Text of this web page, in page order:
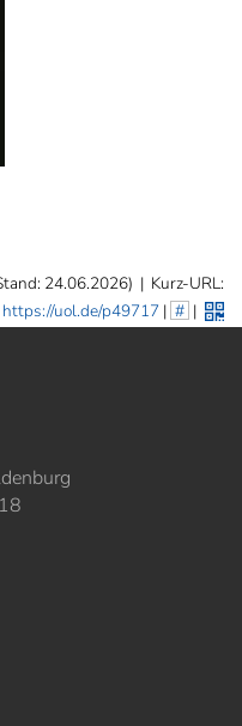
24.06.2026) | Kurz-URL:
https://uol.de/p49717 | # |